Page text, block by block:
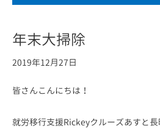
年末大掃除
2019年12月27日
皆さんこんにちは！
就労移行支援Rickeyクルーズあすと